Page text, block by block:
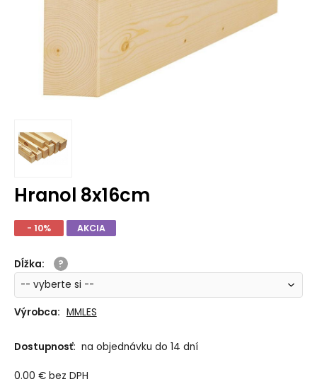
Hranol 8x16cm
- 10% AKCIA
Dĺžka:
Výrobca: MMLES
Dostupnosť: na objednávku do 14 dní
0.00 € bez DPH